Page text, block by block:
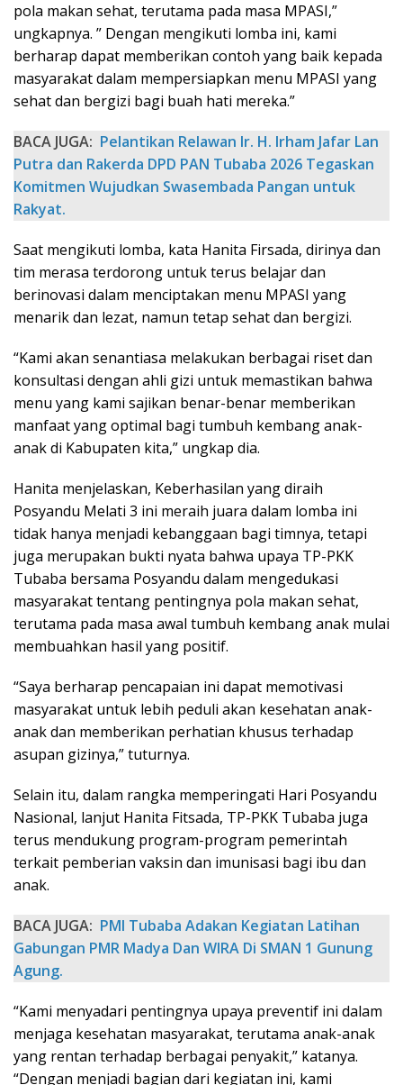
pola makan sehat, terutama pada masa MPASI,”
ungkapnya. ” Dengan mengikuti lomba ini, kami
berharap dapat memberikan contoh yang baik kepada
masyarakat dalam mempersiapkan menu MPASI yang
sehat dan bergizi bagi buah hati mereka.”
BACA JUGA: ‎Pelantikan Relawan Ir. H. Irham Jafar Lan
Putra dan Rakerda DPD PAN Tubaba 2026 Tegaskan
Komitmen Wujudkan Swasembada Pangan untuk
Rakyat. ‎
Saat mengikuti lomba, kata Hanita Firsada, dirinya dan
tim merasa terdorong untuk terus belajar dan
berinovasi dalam menciptakan menu MPASI yang
menarik dan lezat, namun tetap sehat dan bergizi.
“Kami akan senantiasa melakukan berbagai riset dan
konsultasi dengan ahli gizi untuk memastikan bahwa
menu yang kami sajikan benar-benar memberikan
manfaat yang optimal bagi tumbuh kembang anak-
anak di Kabupaten kita,” ungkap dia.
Hanita menjelaskan, Keberhasilan yang diraih
Posyandu Melati 3 ini meraih juara dalam lomba ini
tidak hanya menjadi kebanggaan bagi timnya, tetapi
juga merupakan bukti nyata bahwa upaya TP-PKK
Tubaba bersama Posyandu dalam mengedukasi
masyarakat tentang pentingnya pola makan sehat,
terutama pada masa awal tumbuh kembang anak mulai
membuahkan hasil yang positif.
“Saya berharap pencapaian ini dapat memotivasi
masyarakat untuk lebih peduli akan kesehatan anak-
anak dan memberikan perhatian khusus terhadap
asupan gizinya,” tuturnya.
Selain itu, dalam rangka memperingati Hari Posyandu
Nasional, lanjut Hanita Fitsada, TP-PKK Tubaba juga
terus mendukung program-program pemerintah
terkait pemberian vaksin dan imunisasi bagi ibu dan
anak.
BACA JUGA: PMI Tubaba Adakan Kegiatan Latihan
Gabungan PMR Madya Dan WIRA Di SMAN 1 Gunung
Agung.
“Kami menyadari pentingnya upaya preventif ini dalam
menjaga kesehatan masyarakat, terutama anak-anak
yang rentan terhadap berbagai penyakit,” katanya.
“Dengan menjadi bagian dari kegiatan ini, kami